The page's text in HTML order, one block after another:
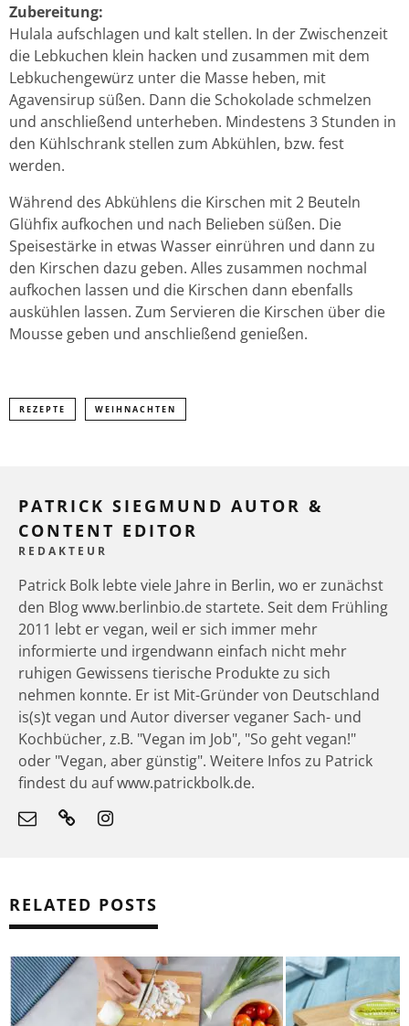
Zubereitung:
Hulala aufschlagen und kalt stellen. In der Zwischenzeit
die Lebkuchen klein hacken und zusammen mit dem
Lebkuchengewürz unter die Masse heben, mit
Agavensirup süßen. Dann die Schokolade schmelzen
und anschließend unterheben. Mindestens 3 Stunden in
den Kühlschrank stellen zum Abkühlen, bzw. fest
werden.
Während des Abkühlens die Kirschen mit 2 Beuteln
Glühfix aufkochen und nach Belieben süßen. Die
Speisestärke in etwas Wasser einrühren und dann zu
den Kirschen dazu geben. Alles zusammen nochmal
aufkochen lassen und die Kirschen dann ebenfalls
auskühlen lassen. Zum Servieren die Kirschen über die
Mousse geben und anschließend genießen.
REZEPTE WEIHNACHTEN
PATRICK SIEGMUND AUTOR &
CONTENT EDITOR
REDAKTEUR
Patrick Bolk lebte viele Jahre in Berlin, wo er zunächst
den Blog www.berlinbio.de startete. Seit dem Frühling
2011 lebt er vegan, weil er sich immer mehr
informierte und irgendwann einfach nicht mehr
ruhigen Gewissens tierische Produkte zu sich
nehmen konnte. Er ist Mit-Gründer von Deutschland
is(s)t vegan und Autor diverser veganer Sach- und
Kochbücher, z.B. "Vegan im Job", "So geht vegan!"
oder "Vegan, aber günstig". Weitere Infos zu Patrick
findest du auf www.patrickbolk.de.
RELATED POSTS